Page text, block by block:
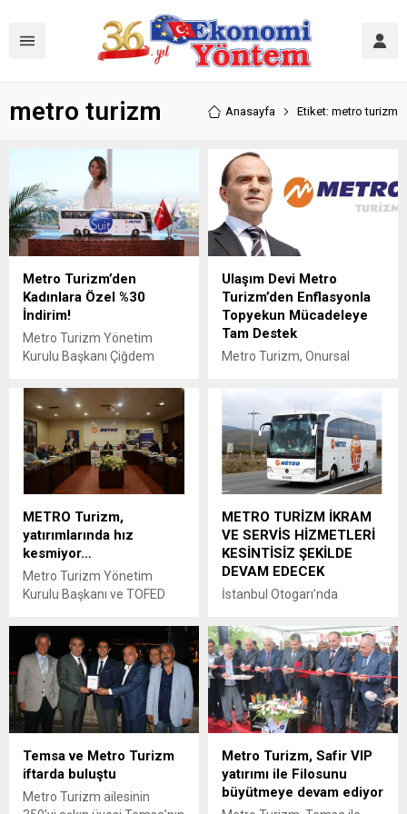
metro turizm Anasayfa Etiket: metro turizm
Metro Turizm’den
Kadınlara Özel %30
İndirim!
Metro Turizm Yönetim
Kurulu Başkanı Çiğdem
Dünya Kadınlar Günü'nde
Metro Turizm ile yolculuk
yapacak kadınlara 8-9-10-
11 Mart 2017 tarihlerinde
%30 indirim veriyor.
Ulaşım Devi Metro
Turizm’den Enflasyonla
Topyekun Mücadeleye
Tam Destek
Metro Turizm, Onursal
Maliye Bakanı Berat
Albayrak' ın açıkladığı
"Enflasyonla Topyekün
Mücadele" kampanyasına
yüzde 10 oranında indirimle
METRO Turizm,
yatırımlarında hız
kesmiyor…
Metro Turizm Yönetim
Kurulu Başkanı ve TOFED
Şenol Ayyıldız, Metro
Turizm’in yeni hedefleri ve
yapılacak yeni yatırımlara
ilişkin basın toplantısı
düzenledi.
METRO TURİZM İKRAM
VE SERVİS HİZMETLERİ
KESİNTİSİZ ŞEKİLDE
DEVAM EDECEK
İstanbul Otogarı’nda
yapan firmaların, ekonomik
tedbir almak amacıyla
yiyecek-içecek ikramı ve
ücretsiz şehir içi servis
hizmetini kaldıracağına dair
basın ve kamuoyunda
Türkiye’nin öncü firması
Metro Turizm’den açıklama
geldi.
Temsa ve Metro Turizm
iftarda buluştu
Metro Turizm ailesinin
Metro Turizm, Safir VIP
yatırımı ile Filosunu
büyütmeye devam ediyor